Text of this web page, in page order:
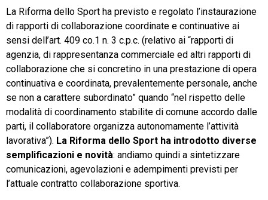
La Riforma dello Sport ha previsto e regolato l’instaurazione
di rapporti di collaborazione coordinate e continuative ai
sensi dell’art. 409 co.1 n. 3 c.p.c. (relativo ai “rapporti di
agenzia, di rappresentanza commerciale ed altri rapporti di
collaborazione che si concretino in una prestazione di opera
continuativa e coordinata, prevalentemente personale, anche
se non a carattere subordinato” quando “nel rispetto delle
modalità di coordinamento stabilite di comune accordo dalle
parti, il collaboratore organizza autonomamente l’attività
lavorativa”). La Riforma dello Sport ha introdotto diverse
semplificazioni e novità: andiamo quindi a sintetizzare
comunicazioni, agevolazioni e adempimenti previsti per
l’attuale contratto collaborazione sportiva.